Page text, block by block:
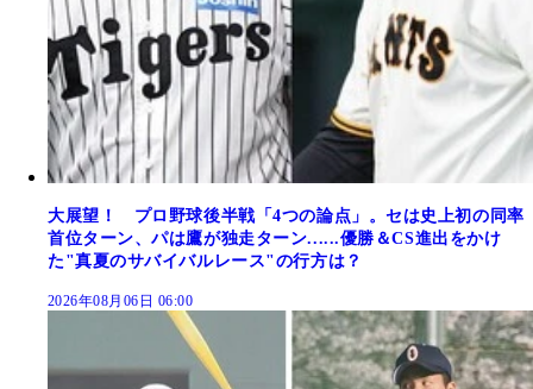
大展望！ プロ野球後半戦「4つの論点」。セは史上初の同率
首位ターン、パは鷹が独走ターン......優勝＆CS進出をかけ
た"真夏のサバイバルレース"の行方は？
2026年08月06日 06:00